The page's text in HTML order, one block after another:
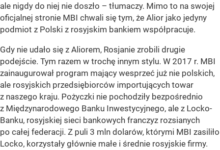
ale nigdy do niej nie doszło – tłumaczy. Mimo to na swojej
oficjalnej stronie MBI chwali się tym, że Alior jako jedyny
podmiot z Polski z rosyjskim bankiem współpracuje.
Gdy nie udało się z Aliorem, Rosjanie zrobili drugie
podejście. Tym razem w trochę innym stylu. W 2017 r. MBI
zainaugurował program mający wesprzeć już nie polskich,
ale rosyjskich przedsiębiorców importujących towar
z naszego kraju. Pożyczki nie pochodziły bezpośrednio
z Międzynarodowego Banku Inwestycyjnego, ale z Locko-
Banku, rosyjskiej sieci bankowych franczyz rozsianych
po całej federacji. Z puli 3 mln dolarów, którymi MBI zasiliło
Locko, korzystały głównie małe i średnie rosyjskie firmy.